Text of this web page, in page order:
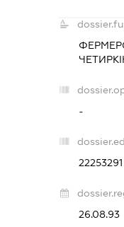
-
22253291
26.08.93